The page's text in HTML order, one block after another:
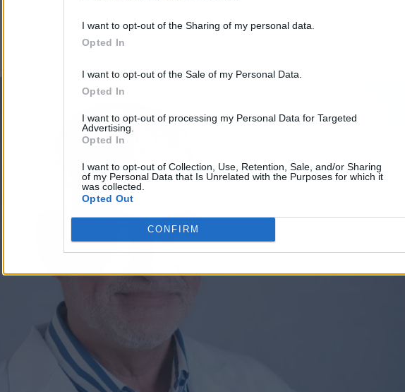
I want to opt-out of the Sharing of my personal data.
Opted In
I want to opt-out of the Sale of my Personal Data.
Opted In
I want to opt-out of processing my Personal Data for Targeted
Advertising.
Opted In
I want to opt-out of Collection, Use, Retention, Sale, and/or Sharing
of my Personal Data that Is Unrelated with the Purposes for which it
was collected.
Opted Out
CONFIRM